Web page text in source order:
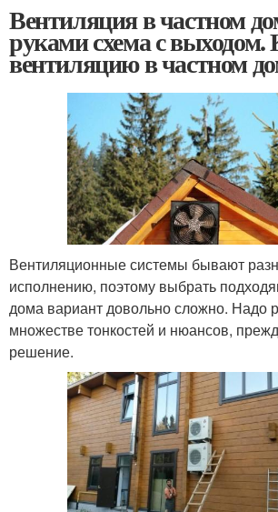
Вентиляция в частном
руками схема с выходом.
вентиляцию в частном
Вентиляционные системы бывают
исполнению, поэтому выбрать
дома вариант довольно сложно. Надо
множестве тонкостей и нюансов,
решение.